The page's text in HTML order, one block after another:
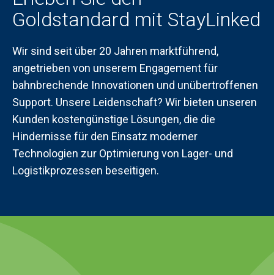
Goldstandard mit StayLinked
Wir sind seit über 20 Jahren marktführend,
angetrieben von unserem Engagement für
bahnbrechende Innovationen und unübertroffenen
Support. Unsere Leidenschaft? Wir bieten unseren
Kunden kostengünstige Lösungen, die die
Hindernisse für den Einsatz moderner
Technologien zur Optimierung von Lager- und
Logistikprozessen beseitigen.